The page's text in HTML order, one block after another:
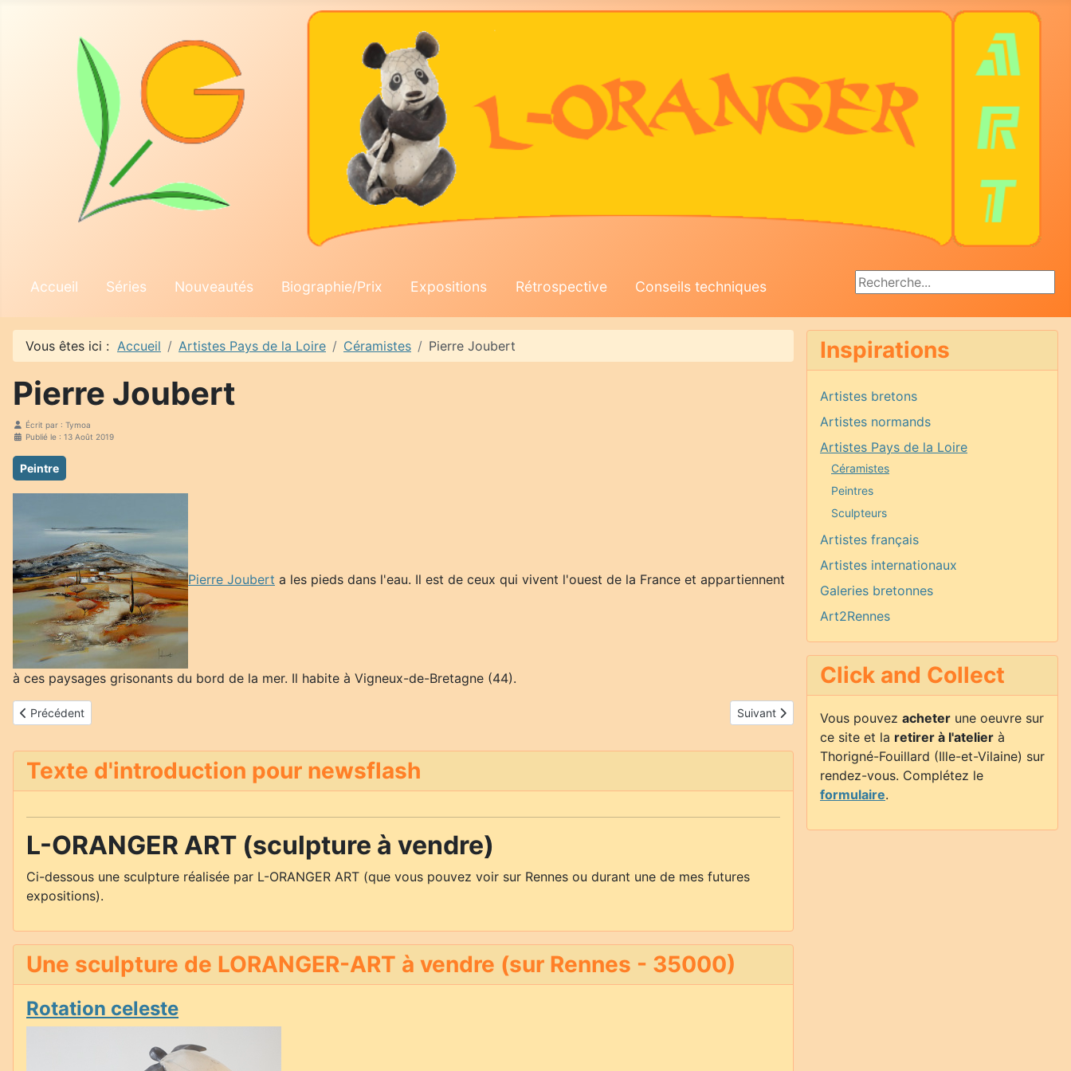
Accueil Séries Nouveautés Biographie/Prix Expositions Rétrospective Conseils techniques Rechercher
Vous êtes ici : Accueil Artistes Pays de la Loire Céramistes Pierre Joubert
Pierre Joubert
Écrit par : Tymoa
Publié le : 13 Août 2019
Peintre
Pierre Joubert a les pieds dans l'eau. Il est de ceux qui vivent l'ouest de la France et appartiennent
à ces paysages grisonants du bord de la mer. Il habite à Vigneux-de-Bretagne (44).
Article précédent : Farid Kourtaa
Précédent Article suivant : Sandrine Voisin
Suivant
Texte d'introduction pour newsflash
L-ORANGER ART (sculpture à vendre)
Ci-dessous une sculpture réalisée par L-ORANGER ART (que vous pouvez voir sur Rennes ou durant une de mes futures
expositions).
Une sculpture de LORANGER-ART à vendre (sur Rennes - 35000)
Rotation celeste
Inspirations
Artistes bretons
Artistes normands
Artistes Pays de la Loire
Céramistes
Peintres
Sculpteurs
Artistes français
Artistes internationaux
Galeries bretonnes
Art2Rennes
Click and Collect
Vous pouvez acheter une oeuvre sur
ce site et la retirer à l'atelier à
Thorigné-Fouillard (Ille-et-Vilaine) sur
rendez-vous. Complétez le
formulaire.